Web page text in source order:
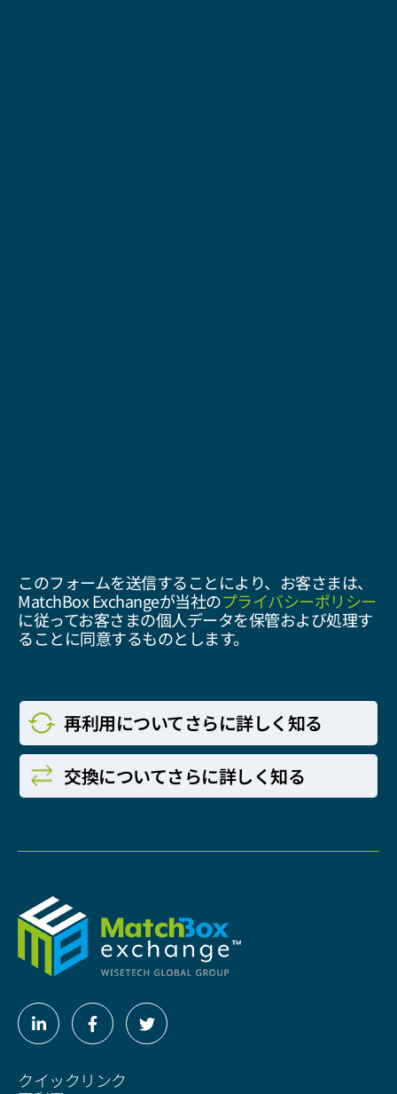
このフォームを送信することにより、お客さまは、
MatchBox Exchangeが当社のプライバシーポリシー
に従ってお客さまの個人データを保管および処理す
ることに同意するものとします。
再利用についてさらに詳しく知る
交換についてさらに詳しく知る
クイックリンク
Linkedin-
in
Facebook-
f
Twitter